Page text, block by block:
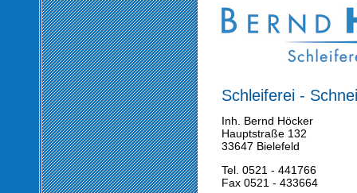
Schleiferei -
Inh. Bernd Höcker
Hauptstraße 132
33647 Bielefeld
Tel. 0521 - 441766
Fax 0521 - 433664